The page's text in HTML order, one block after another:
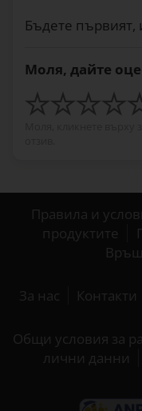
Бъдете първият,
Моля, дайте
Правила и
продуктите
За нас Контакти
Общи условия за
лични данни